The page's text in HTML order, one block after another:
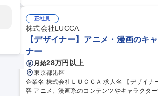
ーカーとの交渉■原価計算 募集職種 【雑貨グッズの商品企画・開発】癒しグッズ雑貨などの商品企画/裁量権/在宅
可
正社員
株式会社LUCCA
【デザイナー】アニメ・漫画のキ
ナー
月給28万円以上
東京都港区
企業名 株式会社ＬＵＣＣＡ 求人名 【デザイナー】アニメ・漫画のキャラクターグッズ/老舗×ベンチャー 仕事の内
容 アニメ、漫画系のコンテンツやキャラクタ